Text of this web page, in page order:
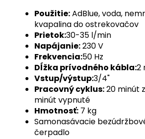
Použitie:AdBlue, voda,
kvapalina do ostrekovačov
Prietok:30-35 l/min
Napájanie:230 V
Frekvencia:50 Hz
Dĺžka prívodného kábla:2
Vstup/výstup:3/4"
Pracovný cyklus:20 minút
minút vypnuté
Hmotnosť: 7 kg
Samonasávacie
čerpadlo